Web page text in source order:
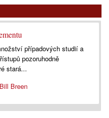
případových studií a
pozoruhodně
stará...
Breen